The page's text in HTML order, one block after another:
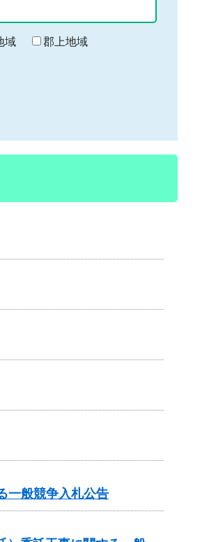
域
郡上地域
一般競争入札公告